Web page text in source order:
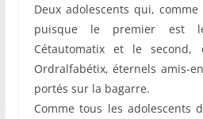
Deux adolescents qui,
puisque le premier est
Cétautomatix et le second,
Ordralfabétix, éternels amis-
portés sur la bagarre.
Comme tous les adolescents